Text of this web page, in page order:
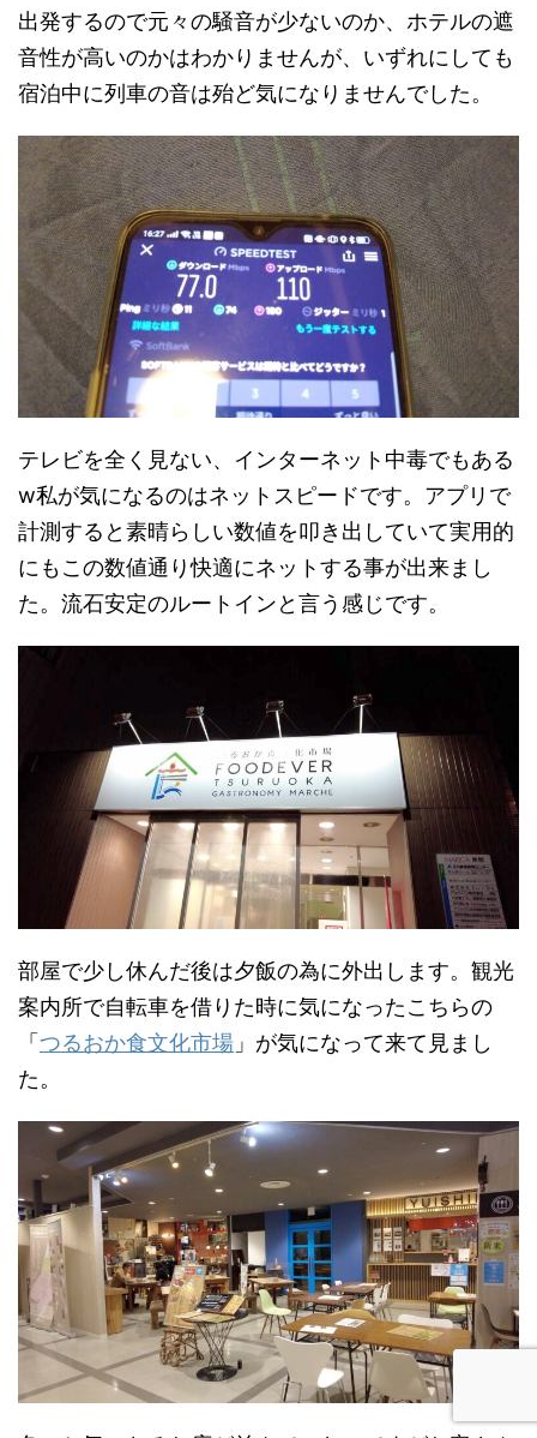
出発するので元々の騒音が少ないのか、ホテルの遮
音性が高いのかはわかりませんが、いずれにしても
宿泊中に列車の音は殆ど気になりませんでした。
テレビを全く見ない、インターネット中毒でもある
w私が気になるのはネットスピードです。アプリで
計測すると素晴らしい数値を叩き出していて実用的
にもこの数値通り快適にネットする事が出来まし
た。流石安定のルートインと言う感じです。
部屋で少し休んだ後は夕飯の為に外出します。観光
案内所で自転車を借りた時に気になったこちらの
「つるおか食文化市場 」が気になって来て見まし
た。